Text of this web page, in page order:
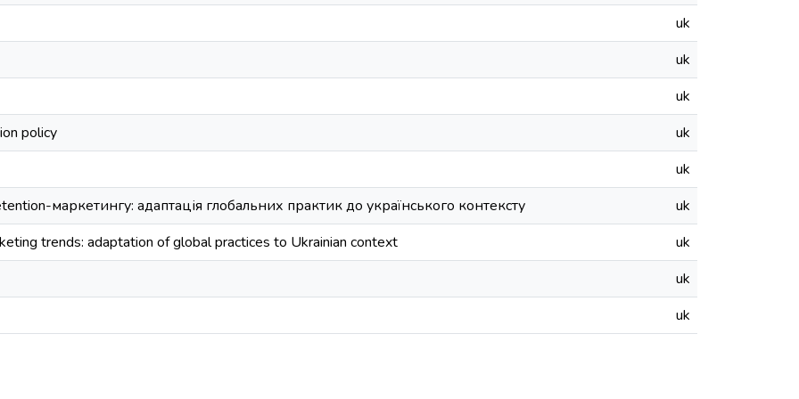
uk
uk
uk
policy
uk
uk
маркетингу: адаптація глобальних практик до українського контексту
uk
trends: adaptation of global practices to Ukrainian context
uk
uk
uk